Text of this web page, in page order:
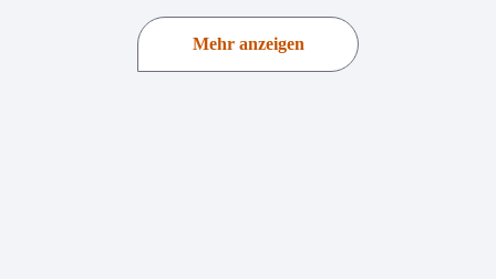
Mehr anzeigen